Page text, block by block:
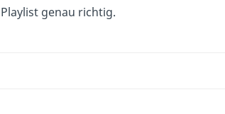
genau richtig.